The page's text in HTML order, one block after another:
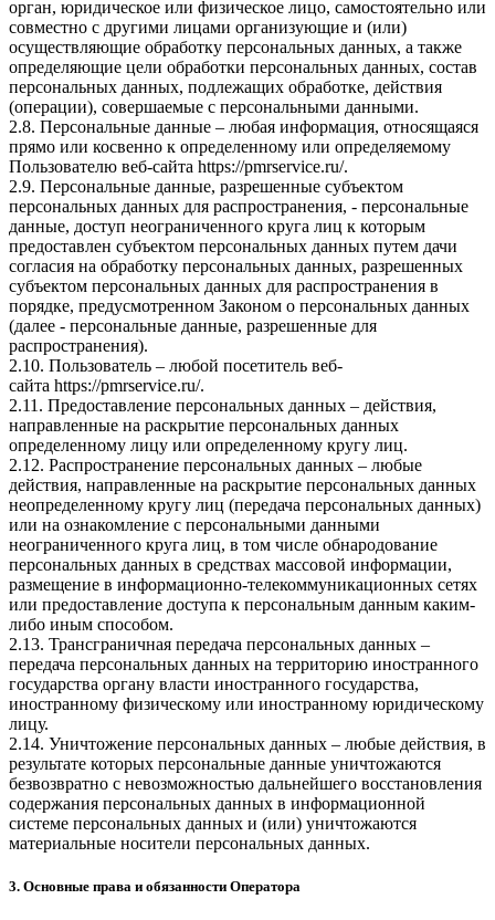
орган, юридическое или физическое лицо, самостоятельно или
совместно с другими лицами организующие и (или)
осуществляющие обработку персональных данных, а также
определяющие цели обработки персональных данных, состав
персональных данных, подлежащих обработке, действия
(операции), совершаемые с персональными данными.
2.8. Персональные данные – любая информация, относящаяся
прямо или косвенно к определенному или определяемому
Пользователю веб-сайта https://pmrservice.ru/.
2.9. Персональные данные, разрешенные субъектом
персональных данных для распространения, - персональные
данные, доступ неограниченного круга лиц к которым
предоставлен субъектом персональных данных путем дачи
согласия на обработку персональных данных, разрешенных
субъектом персональных данных для распространения в
порядке, предусмотренном Законом о персональных данных
(далее - персональные данные, разрешенные для
распространения).
2.10. Пользователь – любой посетитель веб-
сайта https://pmrservice.ru/.
2.11. Предоставление персональных данных – действия,
направленные на раскрытие персональных данных
определенному лицу или определенному кругу лиц.
2.12. Распространение персональных данных – любые
действия, направленные на раскрытие персональных данных
неопределенному кругу лиц (передача персональных данных)
или на ознакомление с персональными данными
неограниченного круга лиц, в том числе обнародование
персональных данных в средствах массовой информации,
размещение в информационно-телекоммуникационных сетях
или предоставление доступа к персональным данным каким-
либо иным способом.
2.13. Трансграничная передача персональных данных –
передача персональных данных на территорию иностранного
государства органу власти иностранного государства,
иностранному физическому или иностранному юридическому
лицу.
2.14. Уничтожение персональных данных – любые действия, в
результате которых персональные данные уничтожаются
безвозвратно с невозможностью дальнейшего восстановления
содержания персональных данных в информационной
системе персональных данных и (или) уничтожаются
материальные носители персональных данных.
3. Основные права и обязанности Оператора